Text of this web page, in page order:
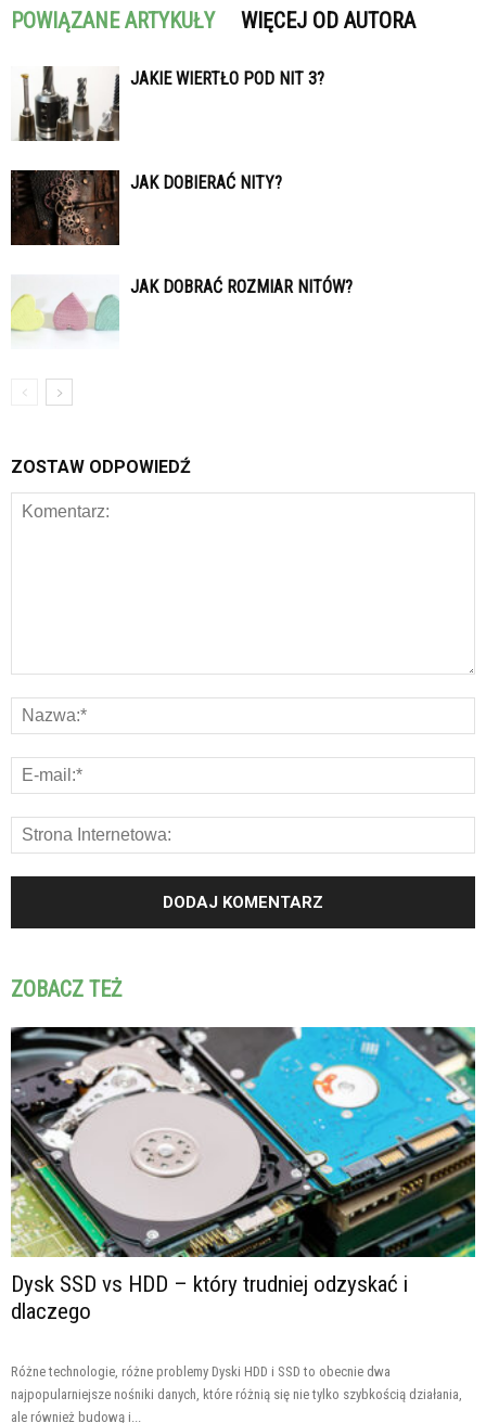
POWIĄZANE ARTYKUŁY WIĘCEJ OD AUTORA
JAKIE WIERTŁO POD NIT 3?
JAK DOBIERAĆ NITY?
JAK DOBRAĆ ROZMIAR NITÓW?
ZOSTAW ODPOWIEDŹ
ZOBACZ TEŻ
Dysk SSD vs HDD – który trudniej odzyskać i
dlaczego
Różne technologie, różne problemy Dyski HDD i SSD to obecnie dwa
najpopularniejsze nośniki danych, które różnią się nie tylko szybkością działania,
ale również budową i...